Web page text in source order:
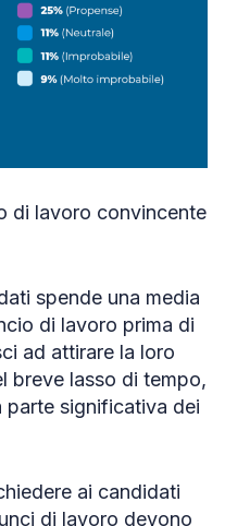
di lavoro convincente
spende una media
di lavoro prima di
ad attirare la loro
breve lasso di tempo,
parte significativa dei
ai candidati
di lavoro devono